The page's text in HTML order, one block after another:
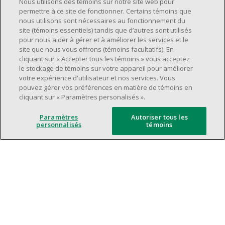
supervision.
Avoir une grande disponibilité (quarts de
travail le jour, le soir, la fin de semaine).
Être capable d'organiser efficacement son
temps et de gérer ses priorités.
Excellentes compétences en matière de
communication et de relations
interpersonnelles.
Avoir du leadership et un bon esprit
d'équipe.
Capacité à effectuer plusieurs tâches à la
permettre à ce site de fonctionner. Certains témoins que
nous utilisons sont nécessaires au fonctionnement du
site (témoins essentiels) tandis que d’autres sont utilisés
pour nous aider à gérer et à améliorer les services et le
site que nous vous offrons (témoins facultatifs). En
cliquant sur « Accepter tous les témoins » vous acceptez
le stockage de témoins sur votre appareil pour améliorer
votre expérience d'utilisateur et nos services. Vous
pouvez gérer vos préférences en matière de témoins en
cliquant sur « Paramètres personalisés ».
Paramètres
personnalisés
Autoriser tous les
témoins